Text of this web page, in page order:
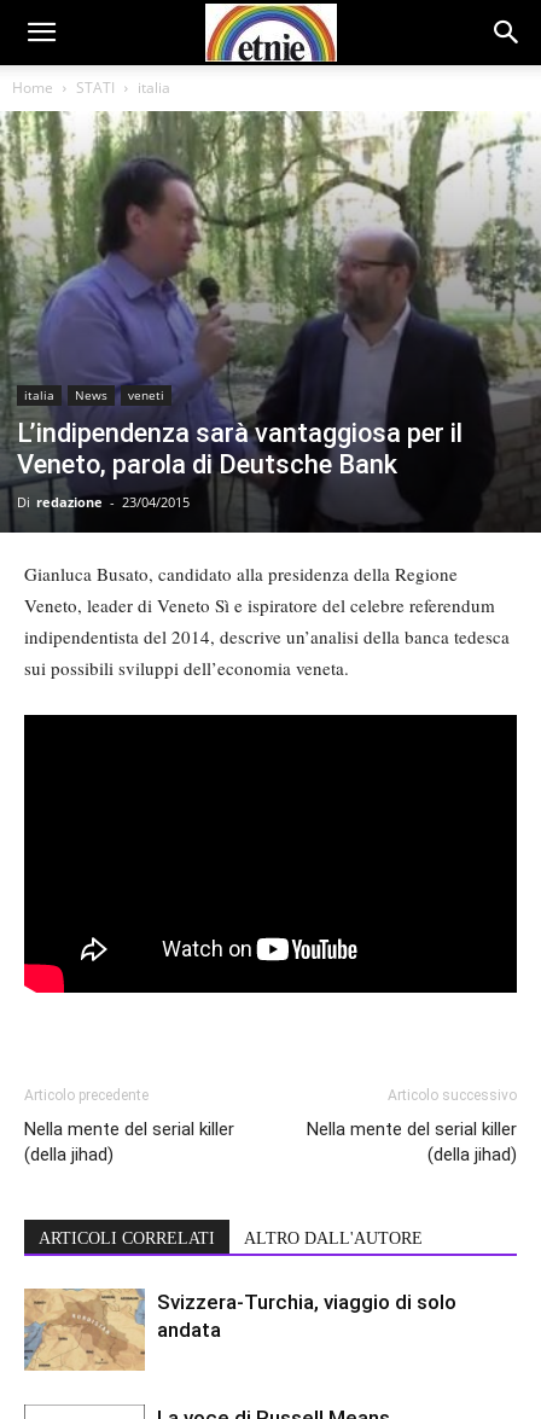
Home STATI italia
italia News veneti
L’indipendenza sarà vantaggiosa per il
Veneto, parola di Deutsche Bank
Di redazione - 23/04/2015
Gianluca Busato, candidato alla presidenza della Regione
Veneto, leader di Veneto Sì e ispiratore del celebre referendum
indipendentista del 2014, descrive un’analisi della banca tedesca
sui possibili sviluppi dell’economia veneta.
Articolo precedente
Nella mente del serial killer
(della jihad)
Articolo successivo
Nella mente del serial killer
(della jihad)
ARTICOLI CORRELATI ALTRO DALL'AUTORE
Svizzera-Turchia, viaggio di solo
andata